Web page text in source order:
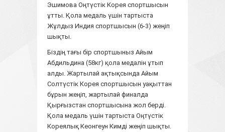
Эшимова Оңтүстік Корея спортшысын
ұтты. Қола медаль үшін тартыста
Жұлдыз Индия спортшысын (6-3) жеңіп
шықты.
Біздің тағы бір спортшыныз Айым
Абдильдина (58кг) қола медалін ұтып
алды. Жартылай ақтықсында Айым
Солтүстік Корея спортшысын уақыттан
бұрын жеңіп, жартылай финалда
Қырғызстан спортшысына жол берді.
Қола медаль үшін тартыста Оңтүстік
Кореялық Кеонгеун Кимді жеңіп шықты.